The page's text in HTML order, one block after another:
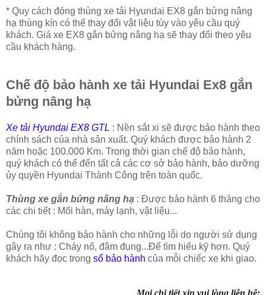
* Quy cách đóng thùng xe tải Hyundai EX8 gắn bửng nâng
hạ thùng kín có thể thay đổi vật liệu tùy vào yêu cầu quý
khách. Giá xe EX8 gắn bửng nâng hạ sẽ thay đổi theo yêu
cầu khách hàng.
Chế độ bảo hành xe tải Hyundai Ex8 gắn
bửng nâng hạ
Xe tải Hyundai EX8 GTL : Nền sắt xi sẽ được bảo hành theo
chính sách của nhà sản xuất. Quý khách được bảo hành 2
năm hoặc 100.000 Km. Trong thời gian chế độ bảo hành,
quý khách có thể đến tất cả các cơ sở bảo hành, bảo dưỡng
ủy quyền Hyundai Thành Công trên toàn quốc.
Thùng xe gắn bửng nâng hạ : Được bảo hành 6 tháng cho
các chi tiết : Mối hàn, máy lạnh, vật liệu...
Chúng tôi không bảo hành cho những lỗi do người sử dụng
gây ra như : Cháy nổ, đâm đụng...Để tìm hiểu kỹ hơn. Quý
khách hãy đọc trong sổ bảo hành của mỗi chiếc xe khi giao.